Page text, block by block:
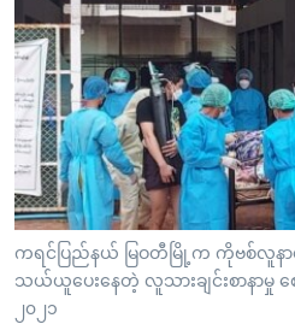
ရန်
ပင်မ
အ
ညွန်း
စာမျက်နှာ
ကျော်
ကြည့်
ရန်
ရှာဖွေ
မကြေးမုံရဲ့ အင်္ဂလိပ်စာ
ရုပ်ရှင်ထဲက အင်္ဂလိပ်စာ
သုတပဒေသာ အင်္ဂလိပ်စာ
ရေဒီယို
တီဗွီ
ရေဒီယိုနှင့်ရုပ်သံ အချက်အလက်မျ
ရေဒီယို/တီဗွီအစီအစဉ်
Learning English
ဗွီအိုအေ လူမှုကွန်ယက်များ
ဘာသာစကားများ
ကရင်ပြည်နယ် မြဝတီမြို့က ကိုဗစ်လူန
သယ်ယူပေးနေတဲ့ လူသားချင်းစာနာမှု စ
၂၀၂၁